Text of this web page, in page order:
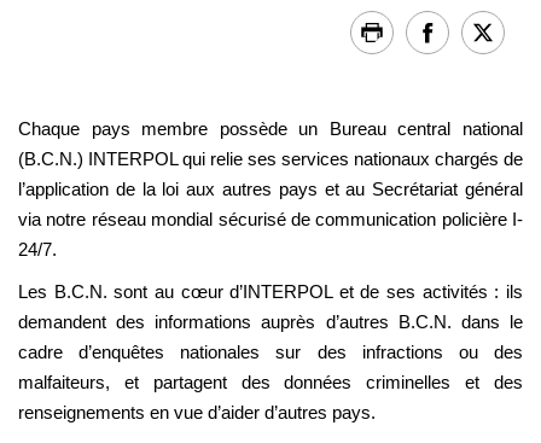
Chaque pays membre possède un Bureau central national
(B.C.N.) INTERPOL qui relie ses services nationaux chargés de
l’application de la loi aux autres pays et au Secrétariat général
via notre réseau mondial sécurisé de communication policière I-
24/7.
Les B.C.N. sont au cœur d’INTERPOL et de ses activités : ils
demandent des informations auprès d’autres B.C.N. dans le
cadre d’enquêtes nationales sur des infractions ou des
malfaiteurs, et partagent des données criminelles et des
renseignements en vue d’aider d’autres pays.